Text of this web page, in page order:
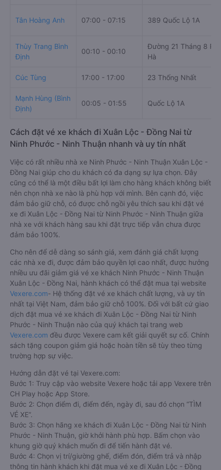
Tân Hoàng Anh 07:00 - 07:15 389 Quốc Lộ 1A
Thùy Trang Bình
Định
00:10 - 00:10
Đường 21 Tháng 8
Hà
Cúc Tùng 17:00 - 17:00 23 Thống Nhất
Mạnh Hùng (Bình
Định)
00:05 - 01:55 Quốc Lộ 1A
Cách đặt vé xe khách đi Xuân Lộc - Đồng Nai từ
Ninh Phước - Ninh Thuận nhanh và uy tín nhất
Việc có rất nhiều nhà xe Ninh Phước - Ninh Thuận Xuân Lộc -
Đồng Nai giúp cho du khách có đa dạng sự lựa chọn. Đây
cũng có thể là một điều bất lợi làm cho hàng khách không biết
nên chọn nhà xe nào là phù hợp với mình. Bên cạnh đó, việc
đảm bảo giữ chỗ, có được chỗ ngồi yêu thích sau khi đặt vé
xe đi Xuân Lộc - Đồng Nai từ Ninh Phước - Ninh Thuận giữa
nhà xe với khách hàng sau khi đặt trực tiếp vẫn chưa được
đảm bảo 100%.
Cho nên để dễ dàng so sánh giá, xem đánh giá chất lượng
các nhà xe đi, được đảm bảo quyền lợi cao nhất, được hưởng
nhiều ưu đãi giảm giá vé xe khách Ninh Phước - Ninh Thuận
Xuân Lộc - Đồng Nai, hành khách có thể đặt mua tại website
Vexere.com- Hệ thống đặt vé xe khách chất lượng, và uy tín
nhất tại Việt Nam, đảm bảo giữ chỗ 100%. Đối với bất cứ giao
dịch đặt mua vé xe khách đi Xuân Lộc - Đồng Nai từ Ninh
Phước - Ninh Thuận nào của quý khách tại trang web
Vexere.com đều được Vexere cam kết giải quyết sự cố. Chính
sách tặng coupon giảm giá hoặc hoàn tiền sẽ tùy theo từng
trường hợp sự việc.
Hướng dẫn đặt vé tại Vexere.com:
Bước 1: Truy cập vào website Vexere hoặc tải app Vexere trên
CH Play hoặc App Store.
Bước 2: Chọn điểm đi, điểm đến, ngày đi, sau đó chọn “TÌM
VÉ XE”.
Bước 3: Chọn hãng xe khách đi Xuân Lộc - Đồng Nai từ Ninh
Phước - Ninh Thuận, giờ khởi hành phù hợp. Bấm chọn vào
khung giờ quý khách muốn đi để tiến hành đặt vé.
Bước 4: Chọn vị trí/giường ghế, điểm đón, điểm trả và nhập
thông tin hành khách khi đặt mua vé xe đi Xuân Lộc - Đồng